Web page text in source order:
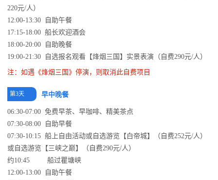
220元/人）
12:00-13:30 自助午餐
17:15-18:00 船长欢迎酒会
18:00-20:00 自助晚餐
19:00-21:30 自选报名观看【烽烟三国】实景表演（自费290元/人）
注：如遇《烽烟三国》停演，则取消此自费项目
第3天 早中晚餐
06:30-07:00 免费早茶、早咖啡、精美茶点
07:30-08:00 自助早餐
07:30-10:15 船上自由活动或自选游览【白帝城】（自费252元/人）
或自选游览【三峡之巅】（自费290元/人）
约10:45 船过瞿塘峡
12:00-13:00 自助午餐